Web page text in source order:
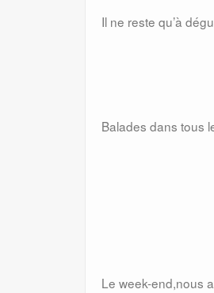
Il ne reste qu’à
Balades dans tous
Le week-end,nous